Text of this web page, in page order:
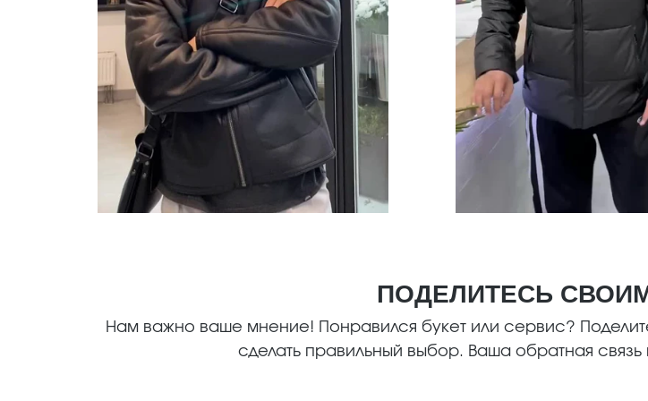
ПОДЕЛИТЕСЬ
Нам важно ваше мнение! Понравился букет или сервис?
сделать правильный выбор. Ваша обратная связь